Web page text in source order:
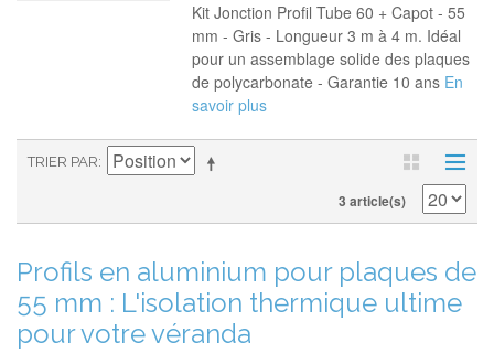
Kit Jonction Profil Tube 60 + Capot - 55
mm - Gris - Longueur 3 m à 4 m. Idéal
pour un assemblage solide des plaques
de polycarbonate - Garantie 10 ans En
savoir plus
TRIER PAR
3 article(s)
Profils en aluminium pour plaques de
55 mm : L'isolation thermique ultime
pour votre véranda